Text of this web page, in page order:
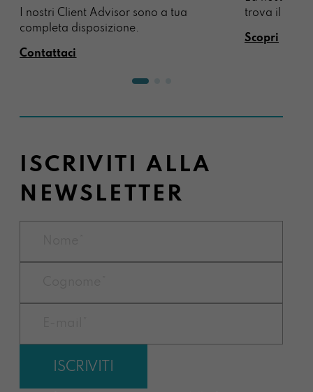
I nostri Client Advisor sono a tua
completa disposizione.
Contattaci
trova il
Scopri
ISCRIVITI ALLA
NEWSLETTER